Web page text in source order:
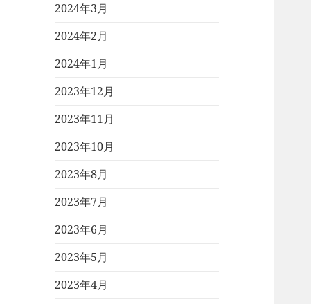
2024年3月
2024年2月
2024年1月
2023年12月
2023年11月
2023年10月
2023年8月
2023年7月
2023年6月
2023年5月
2023年4月